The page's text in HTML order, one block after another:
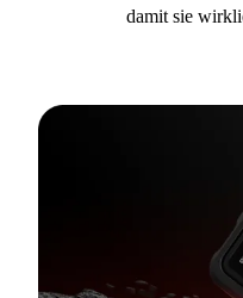
damit sie